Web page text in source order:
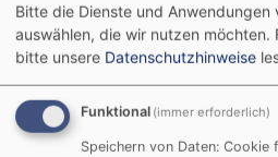
in Bayern
Dekanat
Weißenburg-
Kirchenkreis
Nürnberg
Bitte die Dienste und Anwendungen
auswählen, die wir nutzen möchten.
bitte unsere Datenschutzhinweise
Funktional (immer erforderlich)
Speichern von Daten: Cookie